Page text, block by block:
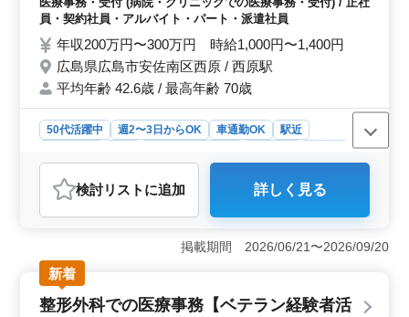
環境です。 ＜福利厚生と収入の安定性＞ この求人
では、賞与が年2回で計2.3ヶ月分支給され、安定した収
入を得ることができます。退職金制度もあり、勤続3年以
上で適用されるため、長期的なキャリアを築くことが可
能です。また、雇用・労災・健康・厚生年金といった基
本的な福利厚生が整っており、安心して働ける職場環境
助業務 等 《特徴等》 ＊50代の方ご活躍中
いたします ＊出勤曜日、時間等もお気軽に
ご相談ください 経験者であればどなたでも
応募可能！ まずは詳細等、お問い合わせく
ださい！
員・契約社員・アルバイト・パート・派遣社員
年収200万円〜300万円 時給1,000円〜1,400円
広島県広島市安佐南区西原 / 西原駅
平均年齢 42.6歳 / 最高年齢 70歳
50代活躍中 週2〜3日からOK 車通勤OK
駅近
アルバイト・パート
おすすめポイント
＜完全週休2日制＞ 当クリニックでは、スタッフの健康
と働きやすさを大切にしており、完全週休2日制を採用し
ています。この制度により、スタッフは週末や定期的な
休暇を十分に取ることができ、仕事とプライベートのバ
ランスを保ちやすくなっています。 ＜交通費全額支
給＞ クリニックが駅チカの立地にあるため、通勤が便
検討リスト に追加 詳しく見る
掲載期間 2026/06/21〜2026/09/20
新着
整形外科での医療事務【ベテラン経験者活